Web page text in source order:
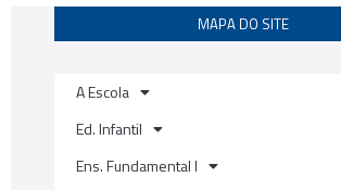
o
o
k
b
e
g
r
a
MAPA DO SITE
A Escola
Ed. Infantil
Ens. Fundamental I